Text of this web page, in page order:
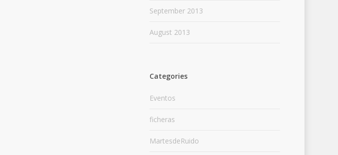
September 2013
August 2013
Categories
Eventos
ficheras
MartesdeRuido